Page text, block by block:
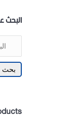
البحث
بحث